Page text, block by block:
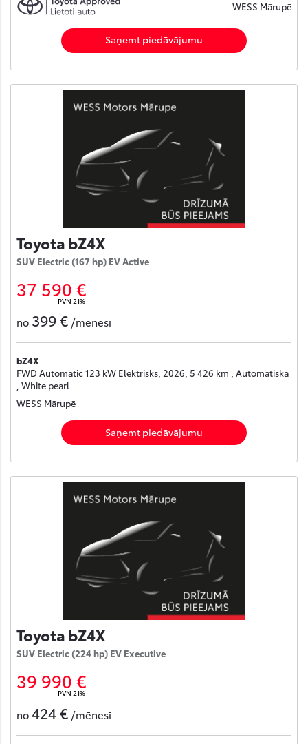
WESS Mārupē
Saņemt piedāvājumu
Toyota bZ4X
SUV Electric (167 hp) EV Active
37 590 €
PVN 21%
no 399 € /mēnesī
bZ4X
FWD Automatic 123 kW Elektrisks, 2026, 5 426 km , Automātiskā
, White pearl
WESS Mārupē
Saņemt piedāvājumu
Toyota bZ4X
SUV Electric (224 hp) EV Executive
39 990 €
PVN 21%
no424 € /mēnesī